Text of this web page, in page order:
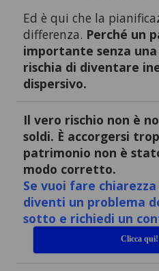
Ed è qui che la
differenza. Perché un
importante senza
rischia di diventare
dispersivo.
Il vero rischio non è
soldi. È accorgersi
patrimonio non è
modo corretto.
Se vuoi fare
diventi un problema
sotto e richiedi un
Clicca qui!